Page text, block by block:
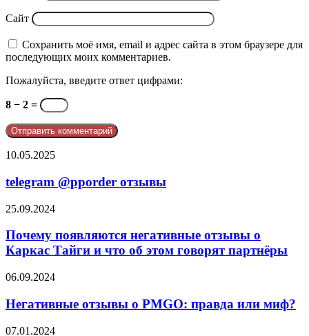
Сайт
Сохранить моё имя, email и адрес сайта в этом браузере для
последующих моих комментариев.
Пожалуйста, введите ответ цифрами:
8 − 2 =
telegram
отзывы
10.05.2025
telegram @pporder отзывы
Почему
негативные
отзывы
о
Тайги
что
этом
25.09.2024
Почему появляются негативные отзывы о
Каркас Тайги и что об этом говорят партнёры
Негативные
о
PMGO:
правда
06.09.2024
Негативные отзывы о PMGO: правда или миф?
OGW
07.01.2024